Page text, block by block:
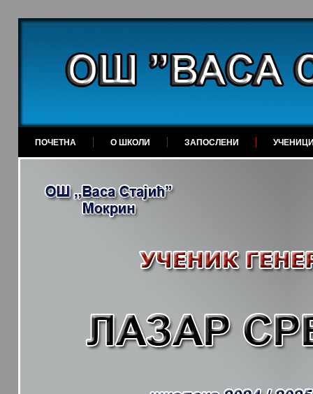
ПОЧЕТНА О ШКОЛИ ЗАПОСЛЕНИ